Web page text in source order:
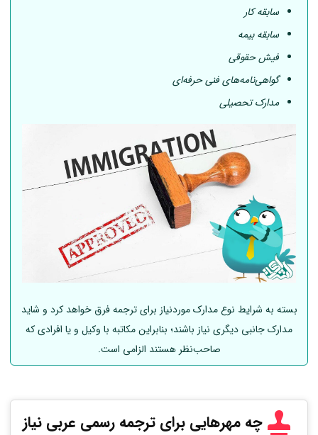
سابقه کار
سابقه بیمه
فیش حقوقی
گواهی‌نامه‌های فنی حرفه‌ای
مدارک تحصیلی
بسته به شرایط نوع مدارک موردنیاز برای ترجمه فرق خواهد کرد و شاید
مدارک جانبی دیگری نیاز باشند؛ بنابراین مکاتبه با وکیل و یا افرادی که
صاحب‌نظر هستند الزامی است.
چه مهرهایی برای ترجمه رسمی عربی نیاز